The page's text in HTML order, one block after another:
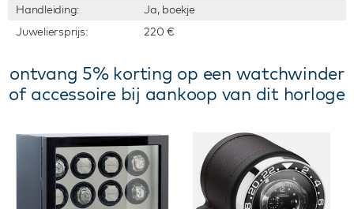
Handleiding:
Ja, boekje
Juweliersprijs:
220 €
ontvang 5% korting op een watchwinder
of accessoire bij aankoop van dit horloge